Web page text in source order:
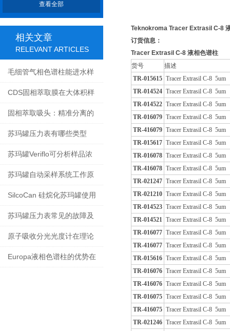
查看全部
相关文章
RELEVANT ARTICLES
毛细管气相色谱柱能进水样
吗？
CDS固相萃取膜在大体积样
品前处理中的技术应用
固相萃取吸头：精准分离的
微型化学实验室
苏玛罐压力表有哪些类型
呢？又该怎么选呢？
苏玛罐Veriflo可分析样品浓
度范围广
苏玛罐自动采样系统工作原
理
SilcoCan 硅烷化苏玛罐使用
专有电抛光技术和超声工艺
苏玛罐压力表常见的故障及
原因分析
原子吸收分光光度计在理论
研究中的应用
Europa液相色谱柱的优势在
Teknokroma Tracer Extrasil C-8
订货信息：
Tracer Extrasil C-8 液相色谱柱
货号
描述
TR-015615 Tracer Extrasil C-8
TR-014524 Tracer Extrasil C-8
TR-014522 Tracer Extrasil C-8
TR-016079 Tracer Extrasil C-8
TR-416079 Tracer Extrasil C-8
TR-015617 Tracer Extrasil C-8
TR-016078 Tracer Extrasil C-8
TR-416078 Tracer Extrasil C-8
TR-021247 Tracer Extrasil C-8
TR-021210 Tracer Extrasil C-8
TR-014523 Tracer Extrasil C-8
TR-014521 Tracer Extrasil C-8
TR-016077 Tracer Extrasil C-8
TR-416077 Tracer Extrasil C-8
TR-015616 Tracer Extrasil C-8
TR-016076 Tracer Extrasil C-8
TR-416076 Tracer Extrasil C-8
TR-016075 Tracer Extrasil C-8
TR-416075 Tracer Extrasil C-8
TR-021246 Tracer Extrasil C-8